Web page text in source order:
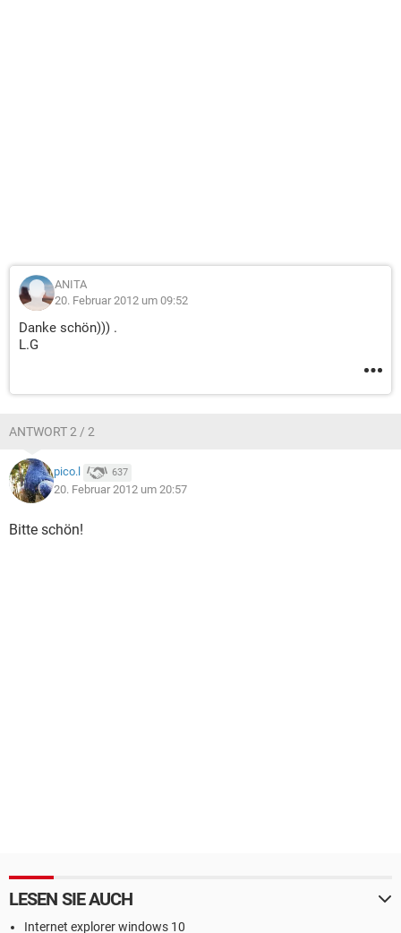
ANITA
20. Februar 2012 um 09:52
Danke schön))) .
L.G
ANTWORT 2 / 2
pico.l 637
20. Februar 2012 um 20:57
Bitte schön!
LESEN SIE AUCH
Internet explorer windows 10